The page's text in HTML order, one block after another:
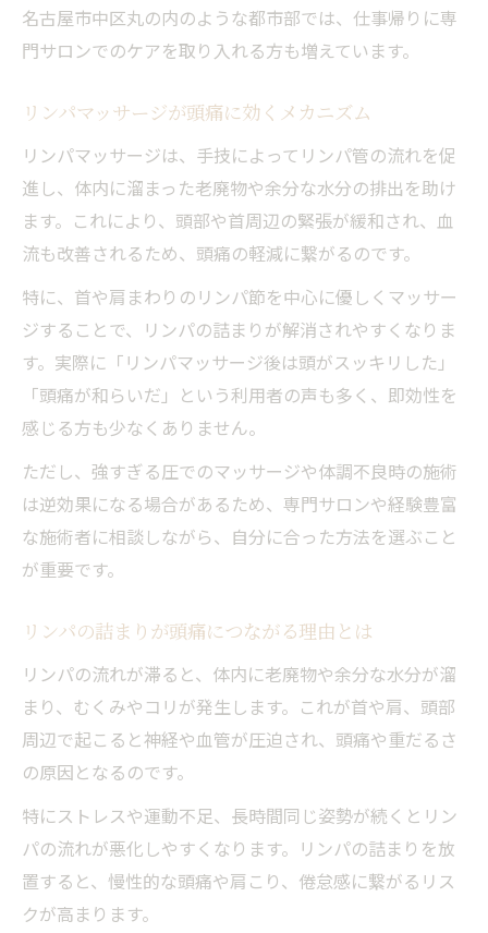
名古屋市中区丸の内のような都市部では、仕事帰りに専
門サロンでのケアを取り入れる方も増えています。
リンパマッサージが頭痛に効くメカニズム
リンパマッサージは、手技によってリンパ管の流れを促
進し、体内に溜まった老廃物や余分な水分の排出を助け
ます。これにより、頭部や首周辺の緊張が緩和され、血
流も改善されるため、頭痛の軽減に繋がるのです。
特に、首や肩まわりのリンパ節を中心に優しくマッサー
ジすることで、リンパの詰まりが解消されやすくなりま
す。実際に「リンパマッサージ後は頭がスッキリした」
「頭痛が和らいだ」という利用者の声も多く、即効性を
感じる方も少なくありません。
ただし、強すぎる圧でのマッサージや体調不良時の施術
は逆効果になる場合があるため、専門サロンや経験豊富
な施術者に相談しながら、自分に合った方法を選ぶこと
が重要です。
リンパの詰まりが頭痛につながる理由とは
リンパの流れが滞ると、体内に老廃物や余分な水分が溜
まり、むくみやコリが発生します。これが首や肩、頭部
周辺で起こると神経や血管が圧迫され、頭痛や重だるさ
の原因となるのです。
特にストレスや運動不足、長時間同じ姿勢が続くとリン
パの流れが悪化しやすくなります。リンパの詰まりを放
置すると、慢性的な頭痛や肩こり、倦怠感に繋がるリス
クが高まります。